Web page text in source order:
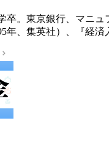
卒。東京銀行、マニ
年、集英社）、『経